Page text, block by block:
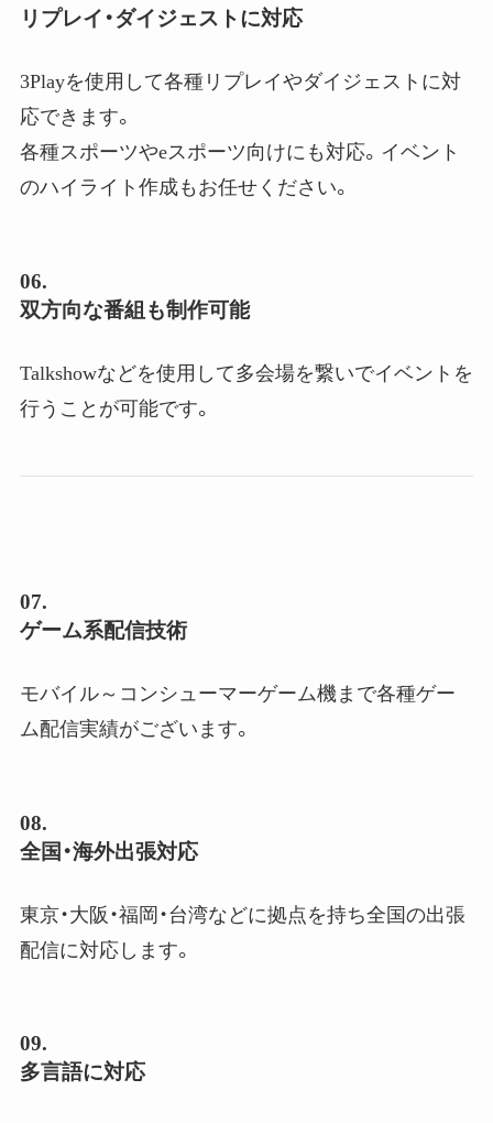
リプレイ・ダイジェストに対応
3Playを使用して各種リプレイやダイジェストに対
応できます。
各種スポーツやeスポーツ向けにも対応。イベント
のハイライト作成もお任せください。
06.
双方向な番組も制作可能
Talkshowなどを使用して多会場を繋いでイベントを
行うことが可能です。
07.
ゲーム系配信技術
モバイル～コンシューマーゲーム機まで各種ゲー
ム配信実績がございます。
08.
全国・海外出張対応
東京・大阪・福岡・台湾などに拠点を持ち全国の出張
配信に対応します。
09.
多言語に対応